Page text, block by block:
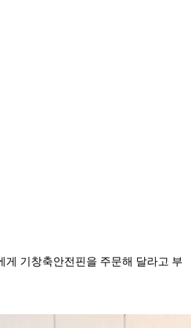
게 기창축안전핀을 주문해 달라고 부